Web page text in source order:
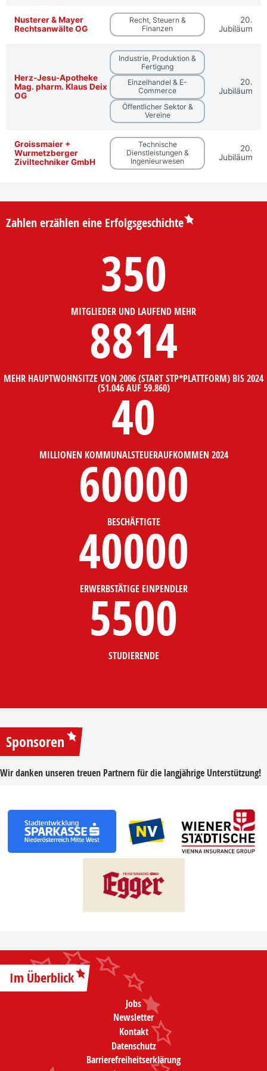
Nusterer & Mayer
Rechtsanwälte OG
Recht, Steuern &
Finanzen
20.
Jubiläum
Herz-Jesu-Apotheke
Mag. pharm. Klaus Deix
OG
Industrie, Produktion &
Fertigung
Einzelhandel & E-
Commerce
Öffentlicher Sektor &
Vereine
20.
Jubiläum
Groissmaier +
Wurmetzberger
Ziviltechniker GmbH
Technische
Dienstleistungen &
Ingenieurwesen
20.
Jubiläum
Zahlen erzählen eine Erfolgsgeschichte
350
MITGLIEDER UND LAUFEND MEHR
8814
MEHR HAUPTWOHNSITZE VON 2006 (START STP*PLATTFORM) BIS 2024
(51.046 AUF 59.860)
40
MILLIONEN KOMMUNALSTEUERAUFKOMMEN 2024
60000
BESCHÄFTIGTE
40000
ERWERBSTÄTIGE EINPENDLER
5500
STUDIERENDE
Sponsoren
Wir danken unseren treuen Partnern für die langjährige Unterstützung!
Im Überblick
Jobs
Newsletter
Kontakt
Datenschutz
Barrierefreiheitserklärung